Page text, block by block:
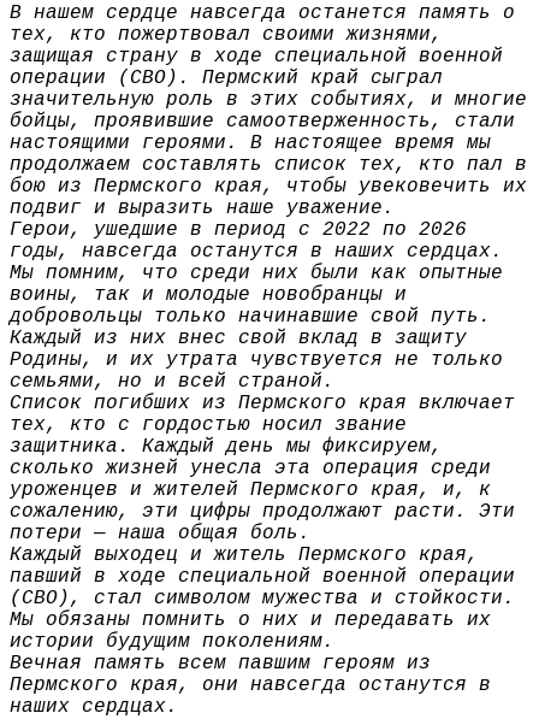
В нашем сердце навсегда останется память о
тех, кто пожертвовал своими жизнями,
защищая страну в ходе специальной военной
операции (СВО). Пермский край сыграл
значительную роль в этих событиях, и многие
бойцы, проявившие самоотверженность, стали
настоящими героями. В настоящее время мы
продолжаем составлять список тех, кто пал в
бою из Пермского края, чтобы увековечить их
подвиг и выразить наше уважение.
Герои, ушедшие в период с 2022 по 2026
годы, навсегда останутся в наших сердцах.
Мы помним, что среди них были как опытные
воины, так и молодые новобранцы и
добровольцы только начинавшие свой путь.
Каждый из них внес свой вклад в защиту
Родины, и их утрата чувствуется не только
семьями, но и всей страной.
Список погибших из Пермского края включает
тех, кто с гордостью носил звание
защитника. Каждый день мы фиксируем,
сколько жизней унесла эта операция среди
уроженцев и жителей Пермского края, и, к
сожалению, эти цифры продолжают расти. Эти
потери — наша общая боль.
Каждый выходец и житель Пермского края,
павший в ходе специальной военной операции
(СВО), стал символом мужества и стойкости.
Мы обязаны помнить о них и передавать их
истории будущим поколениям.
Вечная память всем павшим героям из
Пермского края, они навсегда останутся в
наших сердцах.